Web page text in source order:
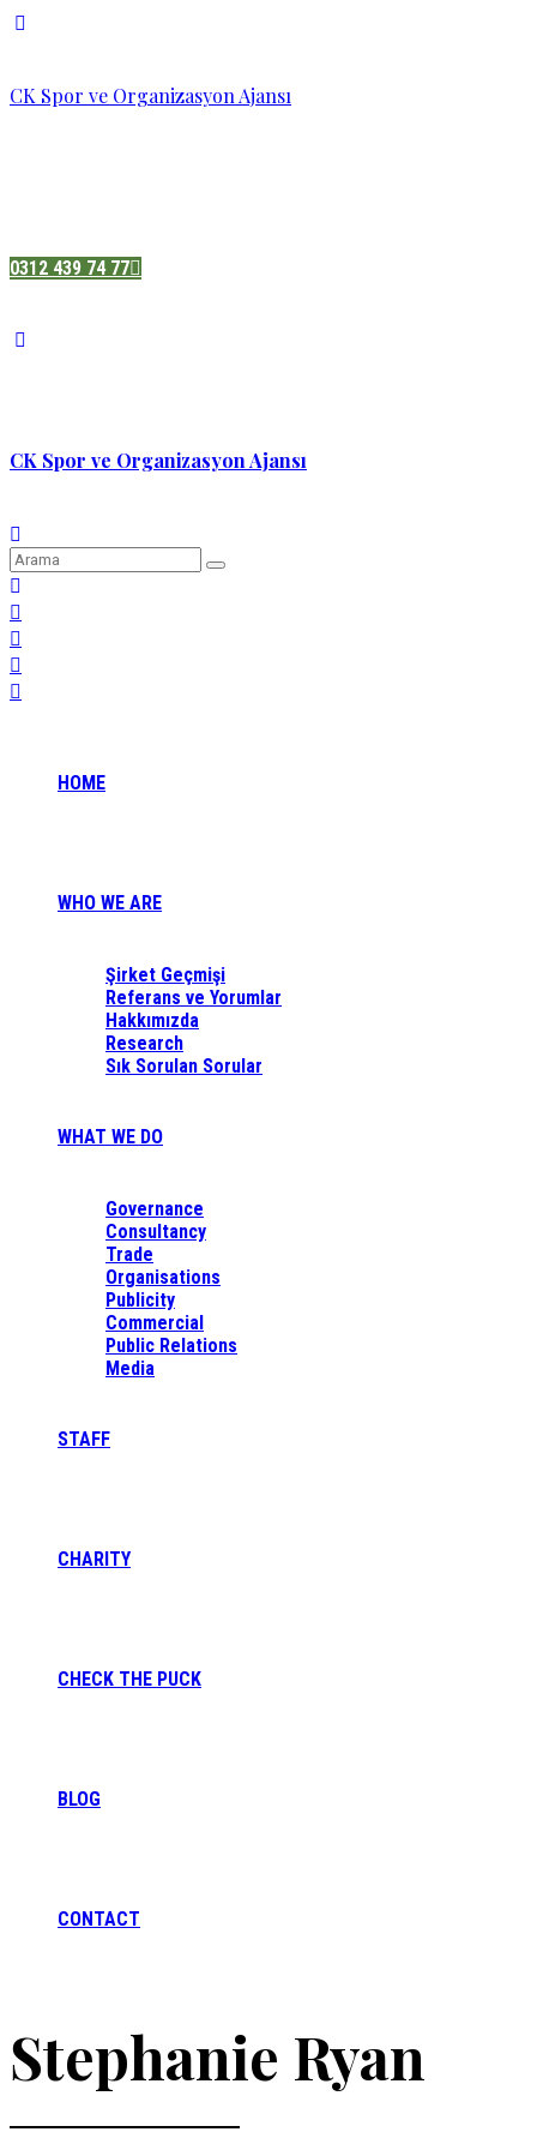
CK Spor ve Organizasyon Ajansı
0312 439 74 77
CK Spor ve Organizasyon Ajansı
HOME
WHO WE ARE
Şirket Geçmişi
Referans ve Yorumlar
Hakkımızda
Research
Sık Sorulan Sorular
WHAT WE DO
Governance
Consultancy
Trade
Organisations
Publicity
Commercial
Public Relations
Media
STAFF
CHARITY
CHECK THE PUCK
BLOG
CONTACT
Stephanie Ryan